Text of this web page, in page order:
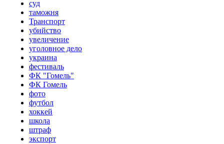
суд
таможня
Транспорт
убийство
увеличение
уголовное дело
украина
фестиваль
ФК "Гомель"
ФК Гомель
фото
футбол
хоккей
школа
штраф
экспорт